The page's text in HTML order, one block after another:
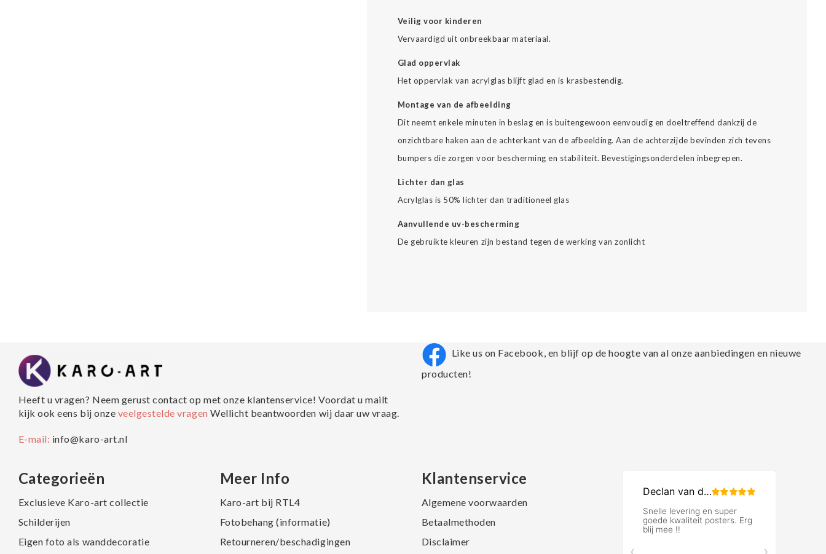
Veilig voor kinderen
Vervaardigd uit onbreekbaar materiaal.
Glad oppervlak
Het oppervlak van acrylglas blijft glad en is krasbestendig.
Montage van de afbeelding
Dit neemt enkele minuten in beslag en is buitengewoon eenvoudig en doeltreffend dankzij de
onzichtbare haken aan de achterkant van de afbeelding. Aan de achterzijde bevinden zich tevens
bumpers die zorgen voor bescherming en stabiliteit. Bevestigingsonderdelen inbegrepen.
Lichter dan glas
Acrylglas is 50% lichter dan traditioneel glas
Aanvullende uv-bescherming
De gebruikte kleuren zijn bestand tegen de werking van zonlicht
Heeft u vragen? Neem gerust contact op met onze klantenservice! Voordat u mailt
kijk ook eens bij onze veelgestelde vragenWellicht beantwoorden wij daar uw vraag.
E-mail: info@karo-art.nl
Like us on Facebook, en blijf op de hoogte van al onze aanbiedingen en nieuwe
producten!
Categorieën
Exclusieve Karo-art collectie
Schilderijen
Eigen foto als wanddecoratie
Meer Info
Karo-art bij RTL4
Fotobehang (informatie)
Retourneren/beschadigingen
Klantenservice
Algemene voorwaarden
Betaalmethoden
Disclaimer